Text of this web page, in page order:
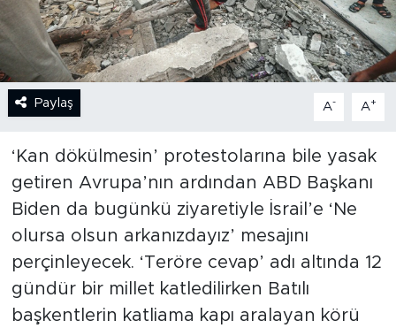
Paylaş A- A+
‘Kan dökülmesin’ protestolarına bile yasak
getiren Avrupa’nın ardından ABD Başkanı
Biden da bugünkü ziyaretiyle İsrail’e ‘Ne
olursa olsun arkanızdayız’ mesajını
perçinleyecek. ‘Teröre cevap’ adı altında 12
gündür bir millet katledilirken Batılı
başkentlerin katliama kapı aralayan körü
ANALİZ
NOSTALJİ
KULİS
YAZARLAR
DİNİ
POLİTİKA
EKONOMİ